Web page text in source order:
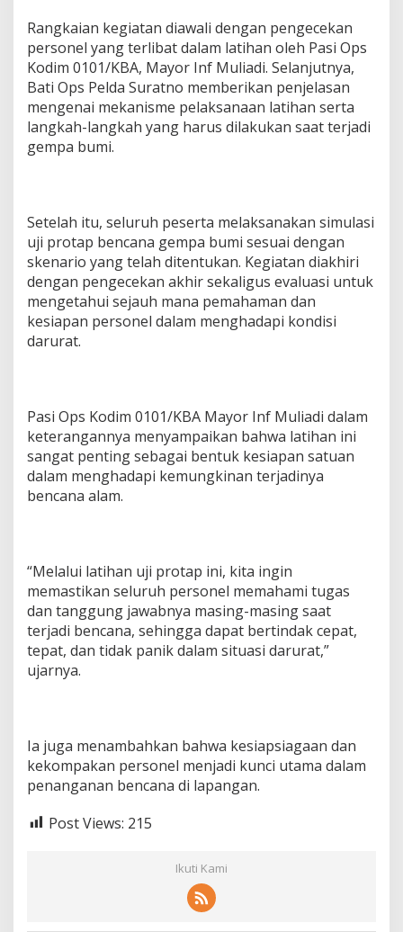
r
o
t
a
p
e
m
i
Rangkaian kegiatan diawali dengan pengecekan
personel yang terlibat dalam latihan oleh Pasi Ops
Kodim 0101/KBA, Mayor Inf Muliadi. Selanjutnya,
Bati Ops Pelda Suratno memberikan penjelasan
mengenai mekanisme pelaksanaan latihan serta
langkah-langkah yang harus dilakukan saat terjadi
gempa bumi.
Setelah itu, seluruh peserta melaksanakan simulasi
uji protap bencana gempa bumi sesuai dengan
skenario yang telah ditentukan. Kegiatan diakhiri
dengan pengecekan akhir sekaligus evaluasi untuk
mengetahui sejauh mana pemahaman dan
kesiapan personel dalam menghadapi kondisi
darurat.
Pasi Ops Kodim 0101/KBA Mayor Inf Muliadi dalam
keterangannya menyampaikan bahwa latihan ini
sangat penting sebagai bentuk kesiapan satuan
dalam menghadapi kemungkinan terjadinya
bencana alam.
“Melalui latihan uji protap ini, kita ingin
memastikan seluruh personel memahami tugas
dan tanggung jawabnya masing-masing saat
terjadi bencana, sehingga dapat bertindak cepat,
tepat, dan tidak panik dalam situasi darurat,”
ujarnya.
Ia juga menambahkan bahwa kesiapsiagaan dan
kekompakan personel menjadi kunci utama dalam
penanganan bencana di lapangan.
Post Views: 215
Ikuti Kami